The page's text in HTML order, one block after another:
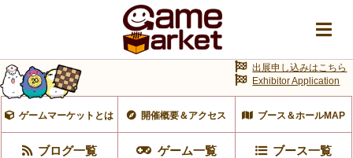
ゲームマーケットとは 開催概要＆アクセス ブース＆ホールMAP
ブログ一覧 ゲーム一覧 ブース一覧
出展申し込みはこちら
Exhibitor Application